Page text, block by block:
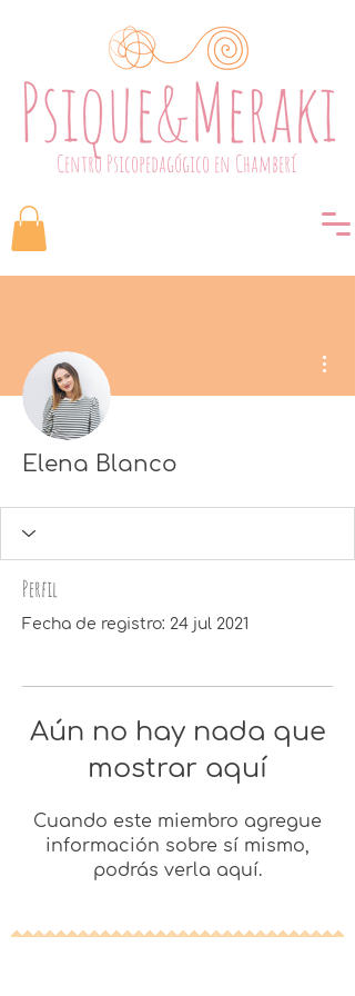
Centro Psicopedagógico en Chamberí
Elena Blanco
Perfil
Fecha de registro: 24 jul 2021
Aún no hay nada que
mostrar aquí
Cuando este miembro agregue
información sobre sí mismo,
podrás verla aquí.